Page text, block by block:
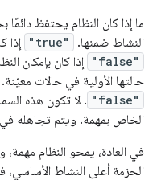
ما إذا كان النظام يحتفظ دائمًا
النشاط ضمنها.
"true" إذا
"false"
إذا كان بإمكان
حالتها الأولية في حالات معيّنة.
"false" . لا تكون هذه
الخاص بمهمة. ويتم تجاهله
في العادة، يمحو النظام
الحزمة أعلى النشاط